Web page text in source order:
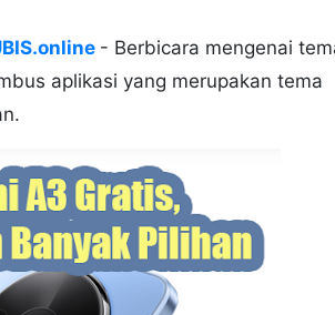
- Berbicara mengenai
aplikasi yang merupakan tema